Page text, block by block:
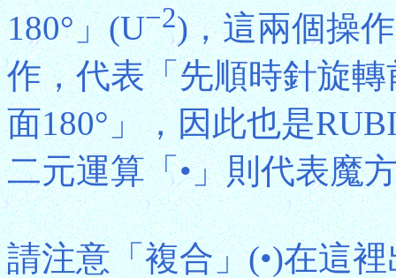
180°」(U−2)，這兩個操
作，代表「先順時針旋
面180°」，因此也是
二元運算「•」則代表魔
請注意「複合」(•)在這